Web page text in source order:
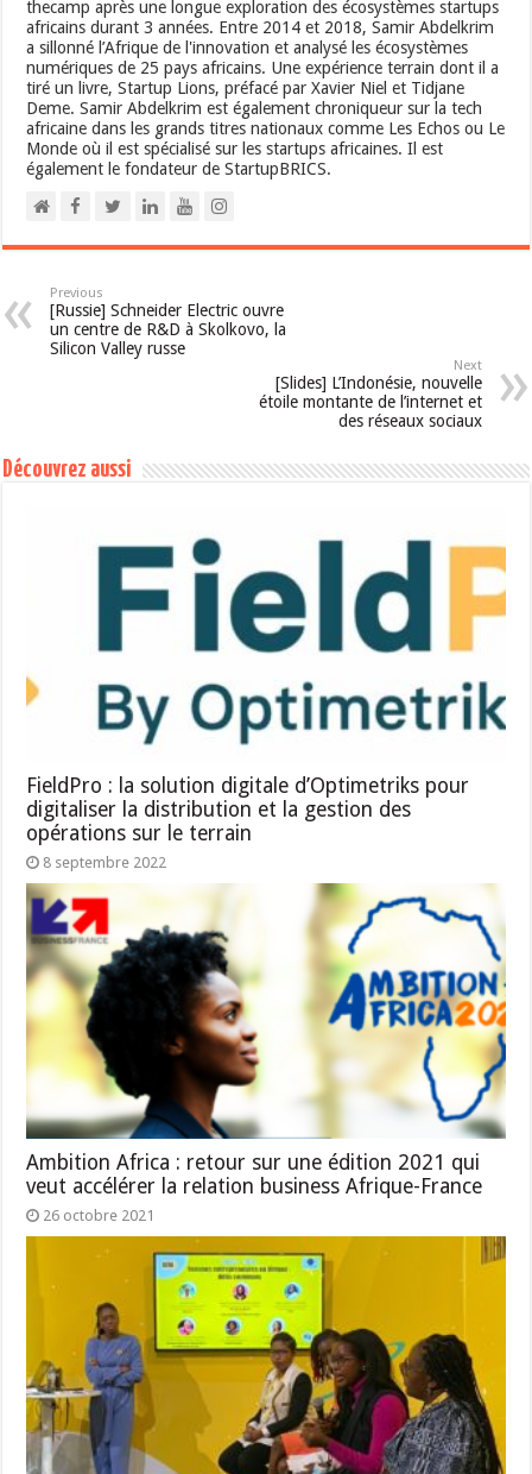
thecamp après une longue exploration des écosystèmes startups
africains durant 3 années. Entre 2014 et 2018, Samir Abdelkrim
a sillonné l’Afrique de l'innovation et analysé les écosystèmes
numériques de 25 pays africains. Une expérience terrain dont il a
tiré un livre, Startup Lions, préfacé par Xavier Niel et Tidjane
Deme. Samir Abdelkrim est également chroniqueur sur la tech
africaine dans les grands titres nationaux comme Les Echos ou Le
Monde où il est spécialisé sur les startups africaines. Il est
également le fondateur de StartupBRICS.
Previous
[Russie] Schneider Electric ouvre
un centre de R&D à Skolkovo, la
Silicon Valley russe
Next
[Slides] L’Indonésie, nouvelle
étoile montante de l’internet et
des réseaux sociaux
Découvrez aussi
FieldPro : la solution digitale d’Optimetriks pour
digitaliser la distribution et la gestion des
opérations sur le terrain
8 septembre 2022
Ambition Africa : retour sur une édition 2021 qui
veut accélérer la relation business Afrique-France
26 octobre 2021